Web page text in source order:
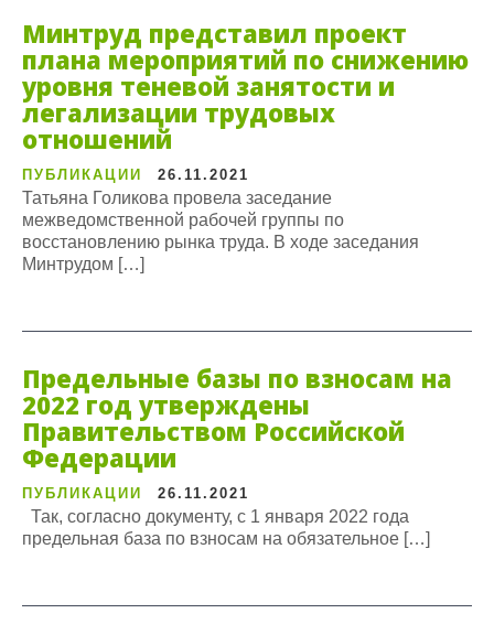
Минтруд представил проект
плана мероприятий по снижению
уровня теневой занятости и
легализации трудовых
отношений
ПУБЛИКАЦИИ 26.11.2021
Татьяна Голикова провела заседание
межведомственной рабочей группы по
восстановлению рынка труда. В ходе заседания
Минтрудом […]
Предельные базы по взносам на
2022 год утверждены
Правительством Российской
Федерации
ПУБЛИКАЦИИ 26.11.2021
Так, согласно документу, с 1 января 2022 года
предельная база по взносам на обязательное […]